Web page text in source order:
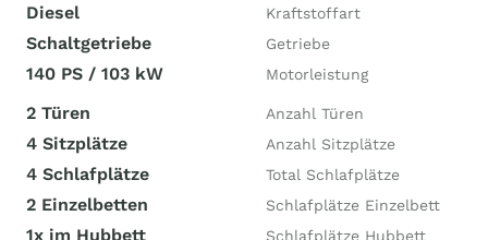
Diesel Kraftstoffart
Schaltgetriebe Getriebe
140 PS / 103 kW Motorleistung
2 Türen Anzahl Türen
4 Sitzplätze Anzahl Sitzplätze
4 Schlafplätze Total Schlafplätze
2 Einzelbetten Schlafplätze Einzelbett
1x im Hubbett Schlafplätze Hubbett